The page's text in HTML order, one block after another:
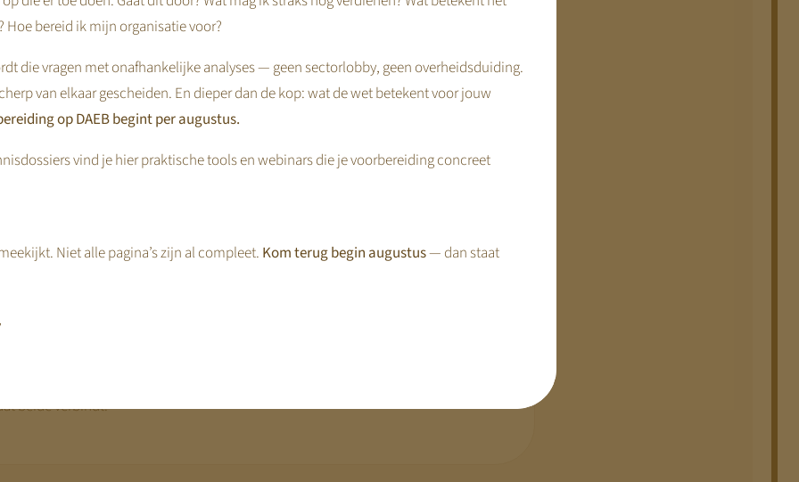
wijziging .
rol: het ondersteunt arbeidsparticipatie en draagt bij aan de
die maatschappelijke functie explicieter onderdeel van het financieringsmodel.
kwaliteit en financiële stabiliteit wordt sterker. Een organisatie die publiek wordt
als financieel stevig staan.
beide verbindt.
bereid ik mijn organisatie voor?
die vragen met onafhankelijke analyses — geen sectorlobby, geen overheidsduiding.
van elkaar gescheiden. En dieper dan de kop: wat de wet betekent voor jouw
op DAEB begint per augustus.
vind je hier praktische tools en webinars die je voorbereiding concreet
Niet alle pagina’s zijn al compleet. Kom terug begin augustus— dan staat